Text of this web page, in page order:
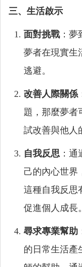
三、生活啟示
面對挑戰：夢
夢者在現實生
逃避。
改善人際關係
題，那麼夢者
試改善與他人
自我反思 ：
己的內心世界
這種自我反思
促進個人成長。
尋求專業幫助
的日常生活產